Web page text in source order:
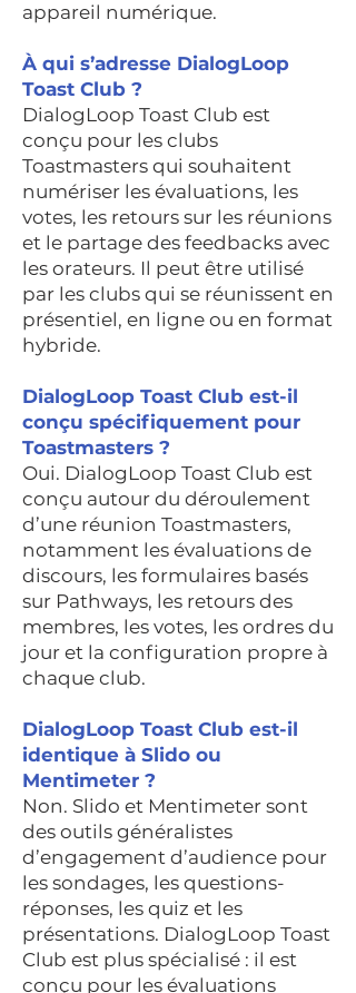
appareil numérique.
À qui s’adresse DialogLoop
Toast Club ?
DialogLoop Toast Club est
conçu pour les clubs
Toastmasters qui souhaitent
numériser les évaluations, les
votes, les retours sur les réunions
et le partage des feedbacks avec
les orateurs. Il peut être utilisé
par les clubs qui se réunissent en
présentiel, en ligne ou en format
hybride.
DialogLoop Toast Club est-il
conçu spécifiquement pour
Toastmasters ?
Oui. DialogLoop Toast Club est
conçu autour du déroulement
d’une réunion Toastmasters,
notamment les évaluations de
discours, les formulaires basés
sur Pathways, les retours des
membres, les votes, les ordres du
jour et la configuration propre à
chaque club.
DialogLoop Toast Club est-il
identique à Slido ou
Mentimeter ?
Non. Slido et Mentimeter sont
des outils généralistes
d’engagement d’audience pour
les sondages, les questions-
réponses, les quiz et les
présentations. DialogLoop Toast
Club est plus spécialisé : il est
conçu pour les évaluations